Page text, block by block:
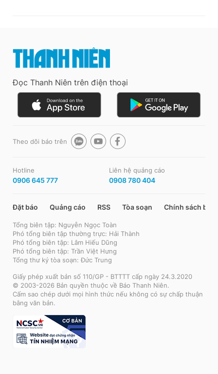
Đọc Thanh Niên trên điện thoại
Theo dõi báo trên
Hotline
0906 645 777
Liên hệ quảng cáo
0908 780 404
Đặt báo Quảng cáo RSS Tòa soạn Chính sách bảo
Tổng biên tập: Nguyễn Ngọc Toàn
Phó tổng biên tập thường trực: Hải Thành
Phó tổng biên tập: Lâm Hiếu Dũng
Phó tổng biên tập: Trần Việt Hưng
Tổng thư ký tòa soạn: Đức Trung
Giấy phép xuất bản số 110/GP - BTTTT cấp ngày 24.3.2020
© 2003-2026 Bản quyền thuộc về Báo Thanh Niên.
Cấm sao chép dưới mọi hình thức nếu không có sự chấp thuận
bằng văn bản.